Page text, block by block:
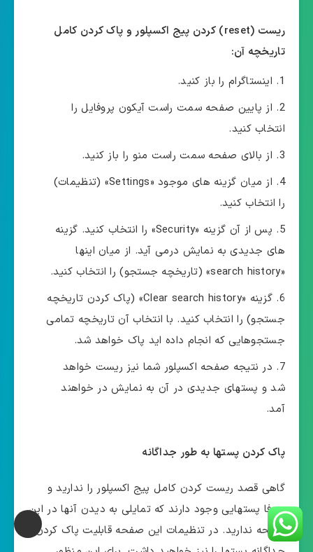
ریست (reset) کردن پیج اکسپلور و پاک کردن کامل
تاریخچه آن:
اینستاگرام را باز کنید.
از پایین صفحه سمت راست آیکون پروفایل را
انتخاب کنید.
از بالای صفحه سمت راست منو را باز کنید.
از میان گزینه های موجود «Settings» (تنظیمات)
را انتخاب کنید.
پس از آن گزینه «Security» را انتخاب کنید. گزینه
های جدیدی به نمایش درمی آید. از میان اینها
«search history» (تاریخچه جستجو) را انتخاب کنید.
گزینه «Clear search history» (پاک کردن تاریخچه
جستجو) را انتخاب کنید. با انتخاب آن تاریخچه تمامی
جستجوهایی که انجام داده اید پاک خواهد شد.
در نتیجه صفحه اکسپلور شما نیز ریست خواهد
شد و پستهای جدیدی در آن به نمایش در خواهند
آمد.
پاک کردن پستها به طور جداگانه
گاهی قصد ریست کردن کامل پیج اکسپلور را ندارید و
صرفا پستهایی وجود دارند که تمایلی به دیدن آنها در این
صفحه ندارید. در تنظیمات این صفحه قابلیت پاک کردن